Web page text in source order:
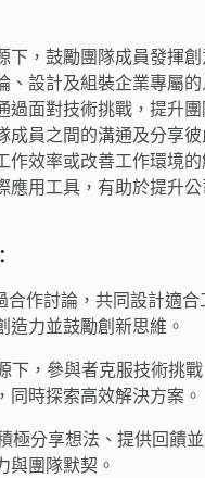
下，鼓勵團隊成員發揮
、設計及組裝企業專屬
過面對技術挑戰，提升
成員之間的溝通及分享
作效率或改善工作環境
應用工具，有助於提升
合作討論，共同設計適
造力並鼓勵創新思維。
下，參與者克服技術挑
同時探索高效解決方案。
極分享想法、提供回饋
與團隊默契。